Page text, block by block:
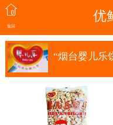
返回
优
“烟台婴儿乐